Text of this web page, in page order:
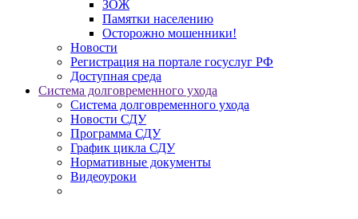
ЗОЖ
Памятки населению
Осторожно мошенники!
Новости
Регистрация на портале госуслуг РФ
Доступная среда
Система долговременного ухода
Система долговременного ухода
Новости СДУ
Программа СДУ
График цикла СДУ
Нормативные документы
Видеоуроки